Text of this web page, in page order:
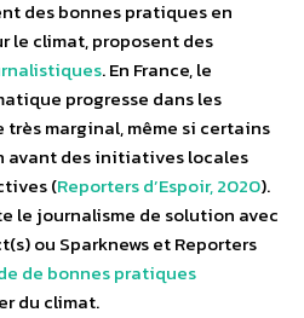
des bonnes pratiques en
le climat, proposent des
. En France, le
progresse dans les
très marginal, même si certains
avant des initiatives locales
(Reporters d’Espoir, 2020).
le journalisme de solution avec
ou Sparknews et Reporters
de bonnes pratiques
du climat.